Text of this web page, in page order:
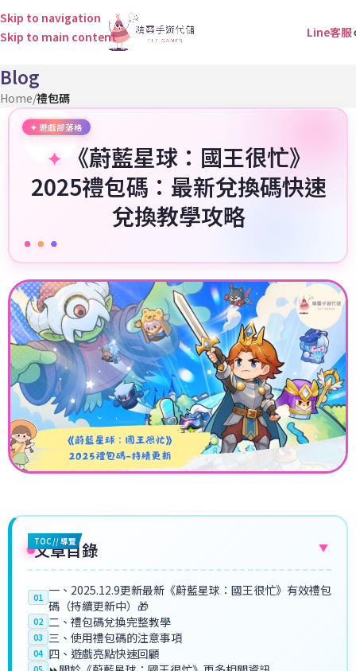
Skip to navigation
Skip to main content
Line客服
Blog
Home/禮包碼
《蔚藍星球：國王很忙》
2025禮包碼：最新兌換碼快速
兌換教學攻略
TOC // 導覽
文章目錄 ▼
01 一、2025.12.9更新最新《蔚藍星球：國王很忙》有效禮包
碼（持續更新中）🎁
02 二、禮包碼兌換完整教學
03 三、使用禮包碼的注意事項
04 四、遊戲亮點快速回顧